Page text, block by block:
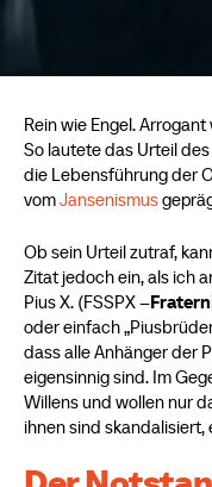
Rein wie Engel.
So lautete das Urteil
die Lebensführung der
vomJansenismus
Ob sein Urteil zutraf,
Zitat jedoch ein, als ich
Pius X. (FSSPX –
oder einfach
dass alle Anhänger der
eigensinnig sind. Im
Willens und wollen nur
ihnen sind